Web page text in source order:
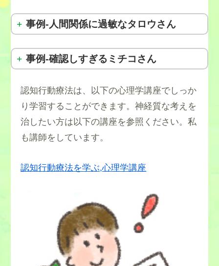
事例-人間関係に過敏なタロウさん
「自分の挨拶に問題があったのでは？」
「何か仕事でやらかしたのかも？」
・笑顔できちんと目を見てあいさつした。
→あいさつが問題である証拠はない。
事例-確認しすぎるミチコさん
「カギをかけ忘れているのではないか？」
「もし鍵が開いていたらどうしよう」
認知行動療法は、以下の心理学講座でしっか
り学習することができます。神経質な考えを
治したい方は以下の講座を参照ください。私
も講師をしています。
認知行動療法を学ぶ,心理学講座